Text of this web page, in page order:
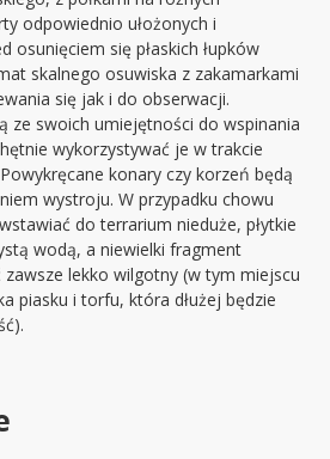
odpowiednio ułożonych i
osunięciem się płaskich łupków
skalnego osuwiska z zakamarkami
się jak i do obserwacji.
ze swoich umiejętności do wspinania
wykorzystywać je w trakcie
konary czy korzeń będą
wystroju. W przypadku chowu
do terrarium nieduże, płytkie
wodą, a niewielki fragment
zawsze lekko wilgotny (w tym miejscu
piasku i torfu, która dłużej będzie